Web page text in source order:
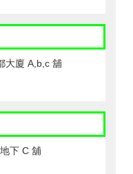
大廈 A,b,c 舖
下 C 舖